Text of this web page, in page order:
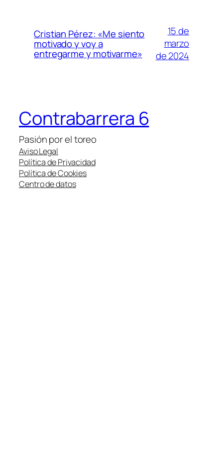
Cristian Pérez: «Me siento
motivado y voy a
entregarme y motivarme»
15 de
marzo
de 2024
Contrabarrera 6
Pasión por el toreo
Aviso Legal
Política de Privacidad
Política de Cookies
Centro de datos